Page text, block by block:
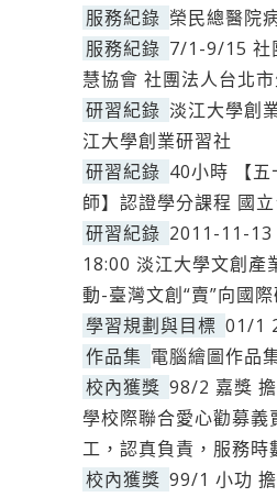
服務紀錄 榮民總醫院
服務紀錄 7/1-9/15 社
慧協會 社團法人台北
研習紀錄 淡江大學創
江大學創業研習社
研習紀錄 40小時 【五
師】認證學分課程 國
研習紀錄 2011-11-
18:00 淡江大學文創產
動-臺灣文創“賣”向國
學習規劃與目標 01/1
作品集 電腦繪圖作品
校內獲獎 98/2 嘉獎
學校際聯合愛心勸募義
工，認真負責，服務時
校內獲獎 99/1 小功